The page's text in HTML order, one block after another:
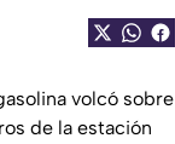
volcó sobre
de la estación